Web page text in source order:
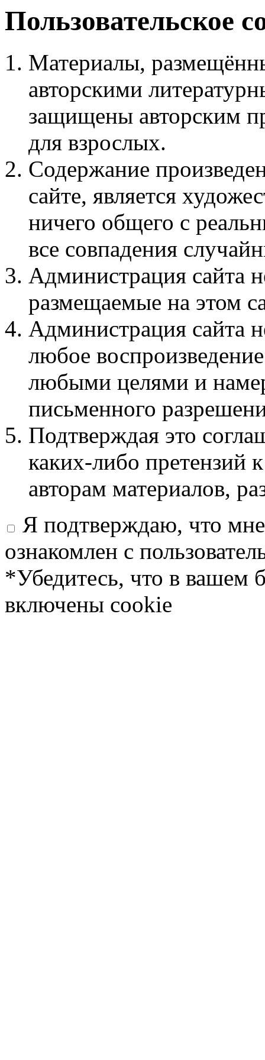
Пользовательское
Материалы,
авторскими
защищены авторским
для взрослых.
Содержание
сайте, является
ничего общего с
все совпадения
Администрация сайта
размещаемые на этом
Администрация сайта
любое
любыми целями и
письменного
Подтверждая это
каких-либо претензий
авторам материалов,
Я подтверждаю, что
ознакомлен с
*Убедитесь, что в вашем
включены cookie